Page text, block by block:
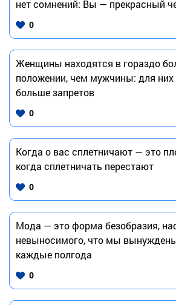
нет сомнений: Вы — прекрасный
0
Женщины находятся в гораздо
положении, чем мужчины: для них
больше запретов
0
Когда о вас сплетничают — это
когда сплетничать перестают
0
Мода — это форма безобразия,
невыносимого, что мы
каждые полгода
0